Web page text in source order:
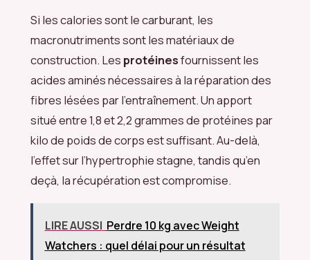
Si les calories sont le carburant, les
macronutriments sont les matériaux de
construction. Les protéinesfournissent les
acides aminés nécessaires à la réparation des
fibres lésées par l’entraînement. Un apport
situé entre 1,8 et 2,2 grammes de protéines par
kilo de poids de corps est suffisant. Au-delà,
l’effet sur l’hypertrophie stagne, tandis qu’en
deçà, la récupération est compromise.
LIRE AUSSI Perdre 10 kg avec Weight
Watchers : quel délai pour un résultat